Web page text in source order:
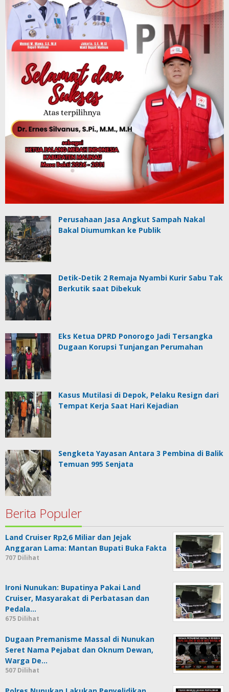
Perusahaan Jasa Angkut Sampah Nakal
Bakal Diumumkan ke Publik
Detik-Detik 2 Remaja Nyambi Kurir Sabu Tak
Berkutik saat Dibekuk
Eks Ketua DPRD Ponorogo Jadi Tersangka
Dugaan Korupsi Tunjangan Perumahan
Kasus Mutilasi di Depok, Pelaku Resign dari
Tempat Kerja Saat Hari Kejadian
Sengketa Yayasan Antara 3 Pembina di Balik
Temuan 995 Senjata
Berita Populer
Land Cruiser Rp2,6 Miliar dan Jejak
Anggaran Lama: Mantan Bupati Buka Fakta
707 Dilihat
Ironi Nunukan: Bupatinya Pakai Land
Cruiser, Masyarakat di Perbatasan dan
Pedala…
675 Dilihat
Dugaan Premanisme Massal di Nunukan
Seret Nama Pejabat dan Oknum Dewan,
Warga De…
507 Dilihat